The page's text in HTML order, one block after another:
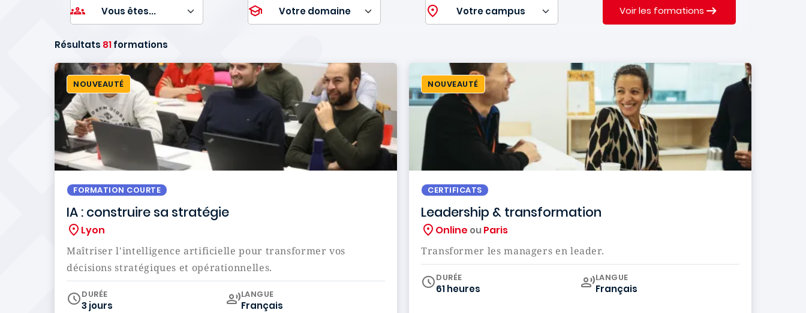
Voir les formations
Résultats 81formations
NOUVEAUTÉ
FORMATION COURTE
IA : construire sa stratégie
Lyon
Maîtriser l'intelligence artificielle pour transformer vos
décisions stratégiques et opérationnelles.
DURÉE
3 jours
Curriculum
LANGUE
Français
NOUVEAUTÉ
CERTIFICATS
Leadership & transformation
Online ou Paris
Transformer les managers en leader.
DURÉE
61 heures
Curriculum
LANGUE
Français